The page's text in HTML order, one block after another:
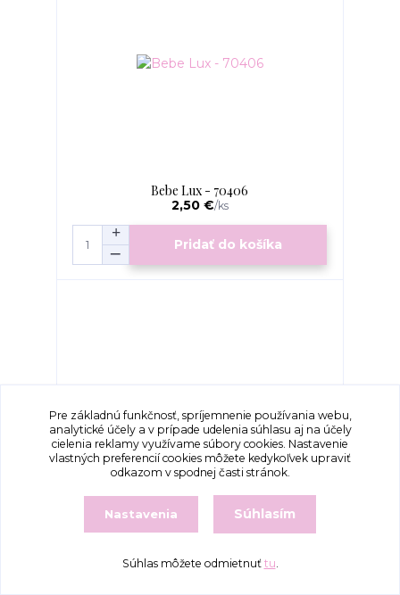
Bebe Lux - 70406
2,50 €/ks
Pridať do košíka
Pre základnú funkčnosť, spríjemnenie používania webu,
analytické účely a v prípade udelenia súhlasu aj na účely
cielenia reklamy využívame súbory cookies. Nastavenie
vlastných preferencií cookies môžete kedykoľvek upraviť
odkazom v spodnej časti stránok.
Nastavenia Súhlasím
Súhlas môžete odmietnuť tu